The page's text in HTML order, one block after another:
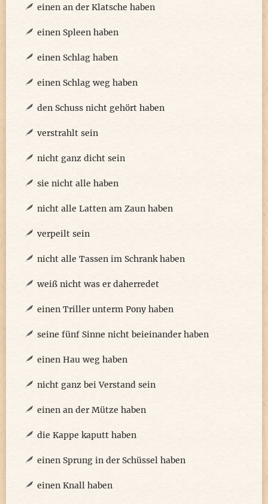
einen an der Klatsche haben
einen Spleen haben
einen Schlag haben
einen Schlag weg haben
den Schuss nicht gehört haben
verstrahlt sein
nicht ganz dicht sein
sie nicht alle haben
nicht alle Latten am Zaun haben
verpeilt sein
nicht alle Tassen im Schrank haben
weiß nicht was er daherredet
einen Triller unterm Pony haben
seine fünf Sinne nicht beieinander haben
einen Hau weg haben
nicht ganz bei Verstand sein
einen an der Mütze haben
die Kappe kaputt haben
einen Sprung in der Schüssel haben
einen Knall haben